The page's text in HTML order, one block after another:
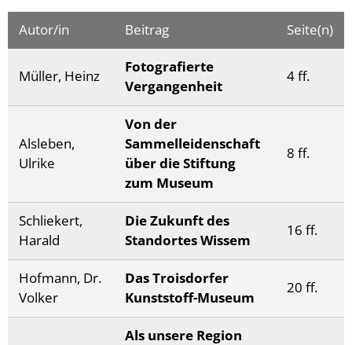
Autor/in Beitrag Seite(n)
Müller, Heinz
Fotografierte
Vergangenheit
4 ff.
Alsleben,
Ulrike
Von der
Sammelleidenschaft
über die Stiftung
zum Museum
8 ff.
Schliekert,
Harald
Die Zukunft des
Standortes Wissem
16 ff.
Hofmann, Dr.
Volker
Das Troisdorfer
Kunststoff-Museum
20 ff.
Als unsere Region